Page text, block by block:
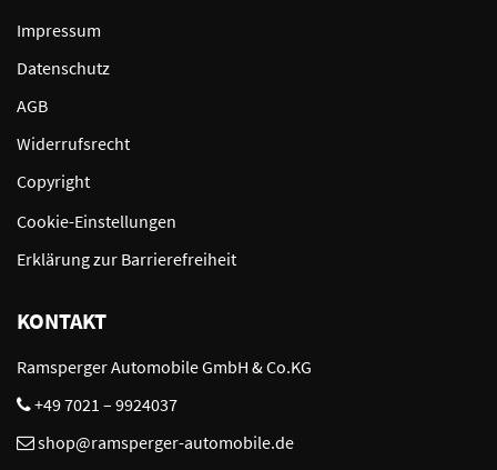
Impressum
Datenschutz
AGB
Widerrufsrecht
Copyright
Cookie-Einstellungen
Erklärung zur Barrierefreiheit
KONTAKT
Ramsperger Automobile GmbH & Co.KG
+49 7021 – 9924037
shop@ramsperger-automobile.de